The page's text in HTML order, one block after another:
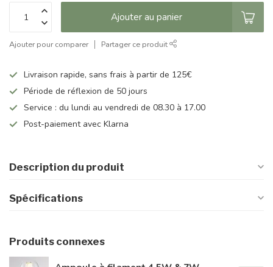
Ajouter au panier
Ajouter pour comparer Partager ce produit
Livraison rapide, sans frais à partir de 125€
Période de réflexion de 50 jours
Service : du lundi au vendredi de 08.30 à 17.00
Post-paiement avec Klarna
Description du produit
Spécifications
Produits connexes